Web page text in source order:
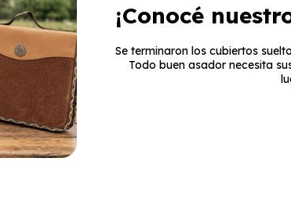
¡Conocé
Se terminaron los cubiertos
Todo buen asador necesita